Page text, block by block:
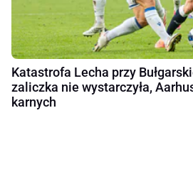
Katastrofa Lecha przy
zaliczka nie wystarczyła,
karnych